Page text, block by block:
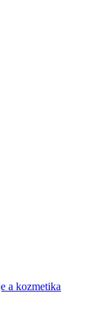
a kozmetika